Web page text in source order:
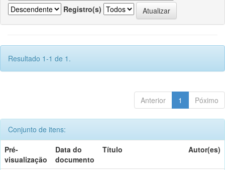
Registro(s)
Resultado 1-1 de 1.
Anterior 1 Póximo
Conjunto de itens:
Pré-
visualização
Data do
documento
Título Autor(es)